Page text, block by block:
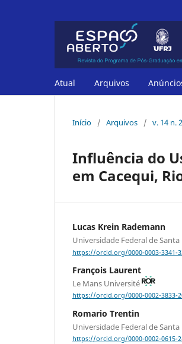
Atual Arquivos
Início / Arquivos / v. 14 n.
Influência do
em Cacequi,
Lucas Krein Rademann
Universidade Federal de
https://orcid.org/0000-0003-3341-
François Laurent
Le Mans Université
https://orcid.org/0000-0002-3833-
Romario Trentin
Universidade Federal de
https://orcid.org/0000-0002-0615-